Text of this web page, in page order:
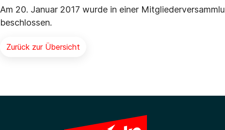
Am 20. Januar 2017 wurde in einer
beschlossen.
Zurück zur Übersicht